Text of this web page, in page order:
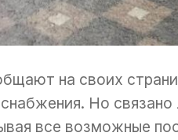
на своих
Но
все возможные